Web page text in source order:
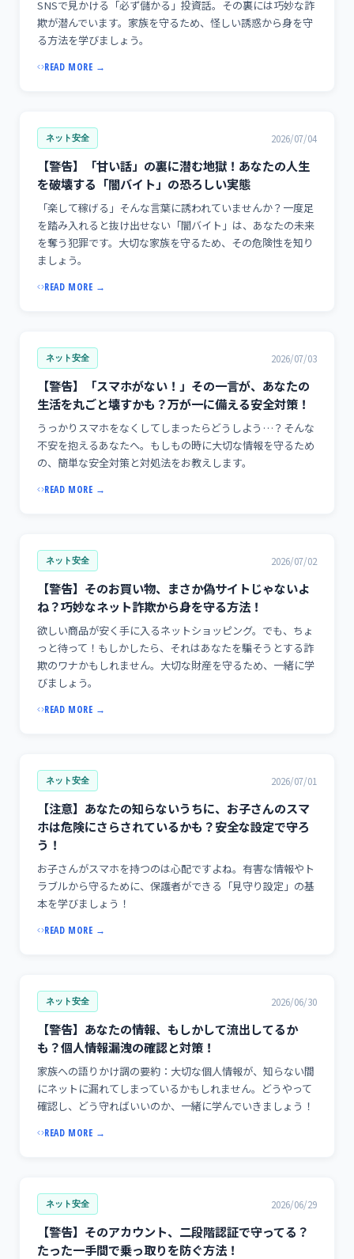
SNSで見かける「必ず儲かる」投資話。その裏には巧妙な詐
欺が潜んでいます。家族を守るため、怪しい誘惑から身を守
る方法を学びましょう。
READ MORE →
ネット安全 2026/07/04
【警告】「甘い話」の裏に潜む地獄！あなたの人生
を破壊する「闇バイト」の恐ろしい実態
「楽して稼げる」そんな言葉に誘われていませんか？一度足
を踏み入れると抜け出せない「闇バイト」は、あなたの未来
を奪う犯罪です。大切な家族を守るため、その危険性を知り
ましょう。
READ MORE →
ネット安全 2026/07/03
【警告】「スマホがない！」その一言が、あなたの
生活を丸ごと壊すかも？万が一に備える安全対策！
うっかりスマホをなくしてしまったらどうしよう…？そんな
不安を抱えるあなたへ。もしもの時に大切な情報を守るため
の、簡単な安全対策と対処法をお教えします。
READ MORE →
ネット安全 2026/07/02
【警告】そのお買い物、まさか偽サイトじゃないよ
ね？巧妙なネット詐欺から身を守る方法！
欲しい商品が安く手に入るネットショッピング。でも、ちょ
っと待って！もしかしたら、それはあなたを騙そうとする詐
欺のワナかもしれません。大切な財産を守るため、一緒に学
びましょう。
READ MORE →
ネット安全 2026/07/01
【注意】あなたの知らないうちに、お子さんのスマ
ホは危険にさらされているかも？安全な設定で守ろ
う！
お子さんがスマホを持つのは心配ですよね。有害な情報やト
ラブルから守るために、保護者ができる「見守り設定」の基
本を学びましょう！
READ MORE →
ネット安全 2026/06/30
【警告】あなたの情報、もしかして流出してるか
も？個人情報漏洩の確認と対策！
家族への語りかけ調の要約：大切な個人情報が、知らない間
にネットに漏れてしまっているかもしれません。どうやって
確認し、どう守ればいいのか、一緒に学んでいきましょう！
READ MORE →
ネット安全 2026/06/29
【警告】そのアカウント、二段階認証で守ってる？
たった一手間で乗っ取りを防ぐ方法！